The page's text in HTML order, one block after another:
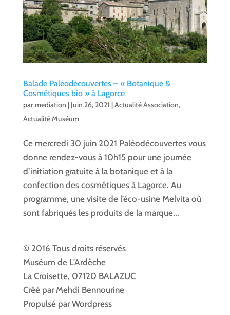
Balade Paléodécouvertes – « Botanique &
Cosmétiques bio » à Lagorce
parmediation | Juin 26, 2021 |Actualité Association,
Actualité Muséum
Ce mercredi 30 juin 2021 Paléodécouvertes vous
donne rendez-vous à 10h15 pour une journée
d’initiation gratuite à la botanique et à la
confection des cosmétiques à Lagorce. Au
programme, une visite de l’éco-usine Melvita où
sont fabriqués les produits de la marque...
© 2016 Tous droits réservés
Muséum de L'Ardèche
La Croisette, 07120 BALAZUC
Créé par Mehdi Bennourine
Propulsé par Wordpress